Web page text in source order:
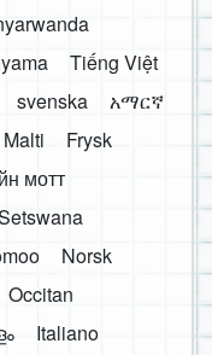
Tiếng Việt
svenska
አማርኛ
Malti
Frysk
мотт
Norsk
Occitan
Italiano